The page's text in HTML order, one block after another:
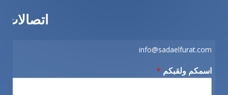
اتصالات
info@sadaelfurat.com
اسمكم ولقبكم *